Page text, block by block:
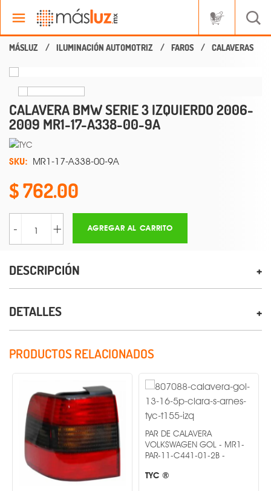
ILUMINACIÓN AUTOMOTRIZ FAROS CALAVERAS
CALAVERA BMW SERIE 3 IZQUIERDO 2006-
2009 MR1-17-A338-00-9A
SKU: MR1-17-A338-00-9A
762.00
- + AGREGAR AL CARRITO
DESCRIPCIÓN
DETALLES
PRODUCTOS RELACIONADOS
PAR DE CALAVERA
VOLKSWAGEN GOL - MR1-
PAR-11-C441-01-2B -
TYC ®